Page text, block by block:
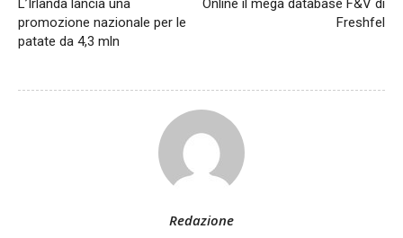
L’Irlanda lancia una
promozione nazionale per le
patate da 4,3 mln
Online il mega database F&V di
Freshfel
Redazione